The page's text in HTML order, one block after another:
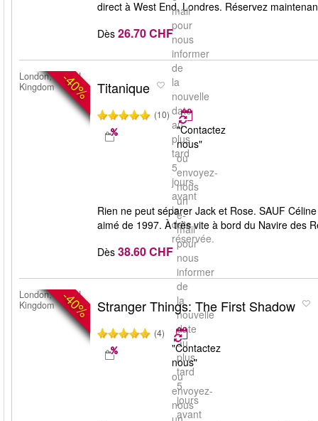
mail
pour
nous
informer
de
la
nouvelle
date
au
plus
tard
5
jours
avant
la
date
réservée.
direct à West End, Londres. Réservez
Dès 26.70 CHF
-40%
London, United
Kingdom
Titanique
(10)
"Contactez
nous"
ou
envoyez-
nous
un
e-
mail
pour
nous
informer
de
la
nouvelle
date
au
plus
tard
5
jours
avant
Rien ne peut séparer Jack et Rose. SAUF
aimé de 1997. À très vite à bord du Navire des
Dès 38.60 CHF
-40%
London, United
Kingdom
Stranger Things: The First Shadow
(4)
"Contactez
nous"
ou
envoyez-
nous